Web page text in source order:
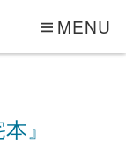
MENU
』